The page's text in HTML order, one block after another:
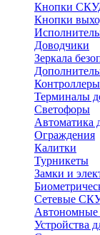
Кнопки
Кнопки
Доводчики
Зеркала
Терминалы
Светофоры
Автоматика
Ограждения
Калитки
Турникеты
Замки и
Сетевые
Устройства